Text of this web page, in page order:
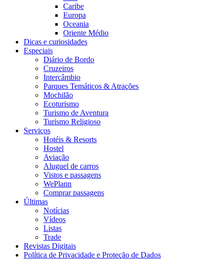
Caribe
Europa
Oceania
Oriente Médio
Dicas e curiosidades
Especiais
Diário de Bordo
Cruzeiros
Intercâmbio
Parques Temáticos & Atrações
Mochilão
Ecoturismo
Turismo de Aventura
Turismo Religioso
Serviços
Hotéis & Resorts
Hostel
Aviação
Aluguel de carros
Vistos e passagens
WePlann
Comprar passagens
Últimas
Notícias
Vídeos
Listas
Trade
Revistas Digitais
Política de Privacidade e Proteção de Dados